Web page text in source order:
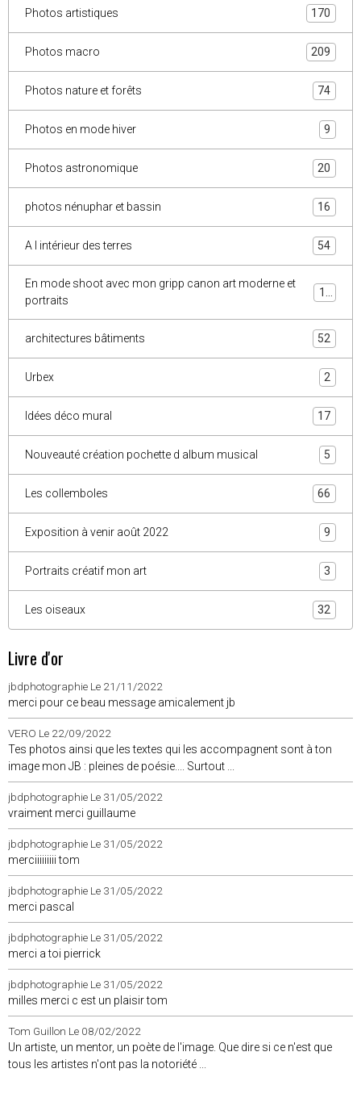
Photos artistiques 170
Photos macro 209
Photos nature et forêts 74
Photos en mode hiver 9
Photos astronomique 20
photos nénuphar et bassin 16
A l intérieur des terres 54
En mode shoot avec mon gripp canon art moderne et
portraits
10
architectures bâtiments 52
Urbex 2
Idées déco mural 17
Nouveauté création pochette d album musical 5
Les collemboles 66
Exposition à venir août 2022 9
Portraits créatif mon art 3
Les oiseaux 32
Livre d'or
jbdphotographie Le 21/11/2022
merci pour ce beau message amicalement jb
VERO Le 22/09/2022
Tes photos ainsi que les textes qui les accompagnent sont à ton
image mon JB : pleines de poésie.... Surtout ...
jbdphotographie Le 31/05/2022
vraiment merci guillaume
jbdphotographie Le 31/05/2022
merciiiiiiiii tom
jbdphotographie Le 31/05/2022
merci pascal
jbdphotographie Le 31/05/2022
merci a toi pierrick
jbdphotographie Le 31/05/2022
milles merci c est un plaisir tom
Tom Guillon Le 08/02/2022
Un artiste, un mentor, un poète de l'image. Que dire si ce n'est que
tous les artistes n'ont pas la notoriété ...